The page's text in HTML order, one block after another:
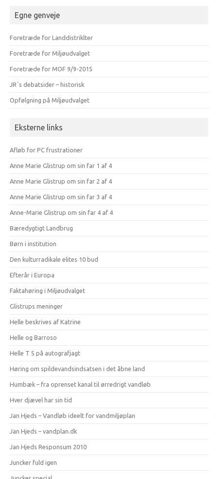
Egne genveje
Foretræde for Landdistriklter
Foretræde for Miljøudvalget
Foretræde for MOF 9/9-2015
JR´s debatsider – historisk
Opfølgning på Miljøudvalget
Eksterne links
Afløb for PC frustrationer
Anne Marie Glistrup om sin far 1 af 4
Anne Marie Glistrup om sin far 2 af 4
Anne Marie Glistrup om sin far 3 af 4
Anne-Marie Glistrup om sin far 4 af 4
Bæredygtigt Landbrug
Børn i institution
Den kulturradikale elites 10 bud
Efterår i Europa
Faktahøring i Miljøudvalget
Glistrups meninger
Helle beskrives af Katrine
Helle og Barroso
Helle T S på autografjagt
Høring om spildevandsindsatsen i det åbne land
Humbæk – fra oprenset kanal til ørredrigt vandløb
Hver djævel har sin tid
Jan Hjeds – Vandløb ideelt for vandmiljøplan
Jan Hjeds – vandplan.dk
Jan Hjeds Responsum 2010
Juncker fuld igen